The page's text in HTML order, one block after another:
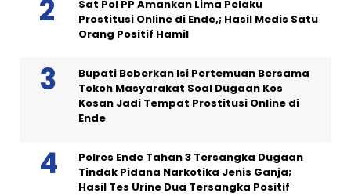
Sat Pol PP Amankan Lima Pelaku
Prostitusi Online di Ende,; Hasil Medis Satu
Orang Positif Hamil
Bupati Beberkan Isi Pertemuan Bersama
Tokoh Masyarakat Soal Dugaan Kos
Kosan Jadi Tempat Prostitusi Online di
Ende
Polres Ende Tahan 3 Tersangka Dugaan
Tindak Pidana Narkotika Jenis Ganja;
Hasil Tes Urine Dua Tersangka Positif